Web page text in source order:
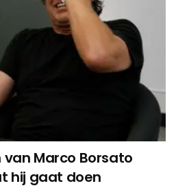
Marco Borsato
hij gaat doen